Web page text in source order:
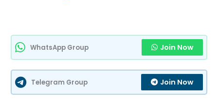
WhatsApp Group Join Now
Telegram Group Join Now